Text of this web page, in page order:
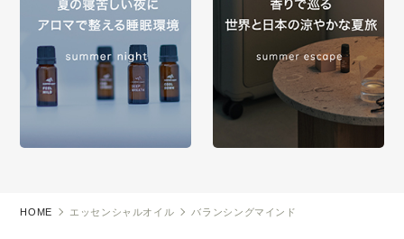
HOME エッセンシャルオイル バランシングマインド